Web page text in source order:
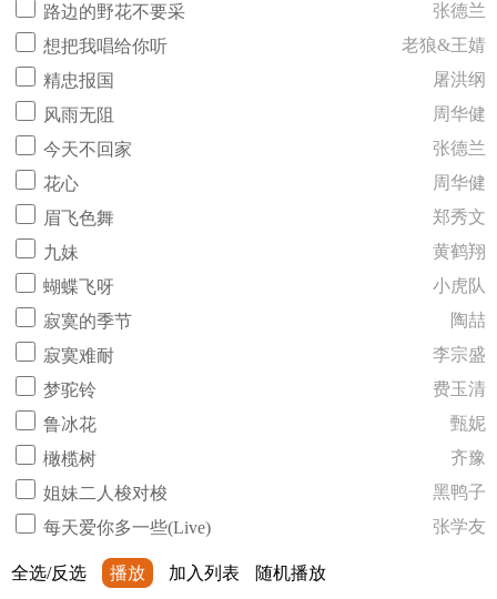
路边的野花不要采
张德兰
想把我唱给你听
老狼&王婧
精忠报国
屠洪纲
风雨无阻
周华健
今天不回家
张德兰
花心
周华健
眉飞色舞
郑秀文
九妹
黄鹤翔
蝴蝶飞呀
小虎队
寂寞的季节
陶喆
寂寞难耐
李宗盛
梦驼铃
费玉清
鲁冰花
甄妮
橄榄树
齐豫
姐妹二人梭对梭
黑鸭子
每天爱你多一些(Live)
张学友
全选/反选 播放 加入列表 随机播放